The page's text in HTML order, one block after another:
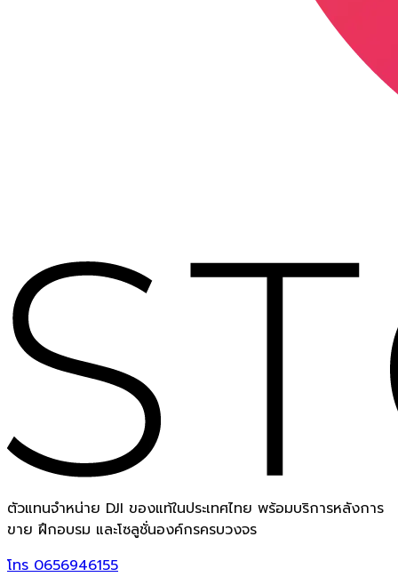
ตัวแทนจำหน่าย DJI ของแท้ในประเทศไทย พร้อมบริการหลังการ
ขาย ฝึกอบรม และโซลูชั่นองค์กรครบวงจร
โทร0656946155